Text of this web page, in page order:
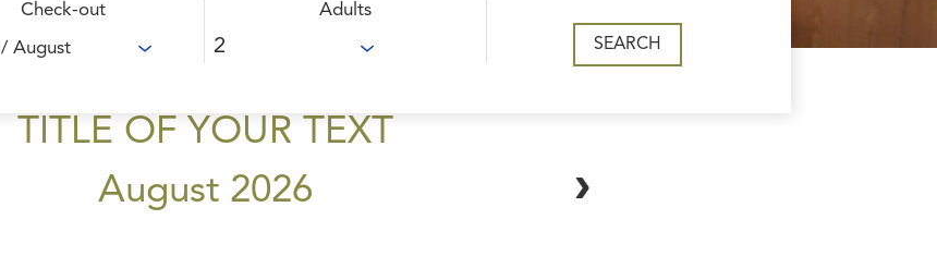
Check-out
/ August
Adults
SEARCH
TITLE OF YOUR TEXT
August 2026